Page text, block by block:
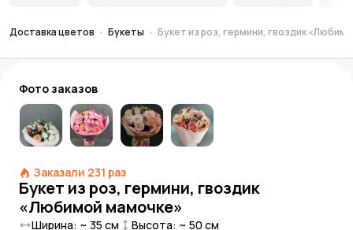
Доставка цветов Букеты Букет из роз, гермини, гвоздик
Фото заказов
Заказали 231 раз
Букет из роз, гермини, гвоздик
«Любимой мамочке»
Ширина: ~ 35 см Высота: ~ 50 см